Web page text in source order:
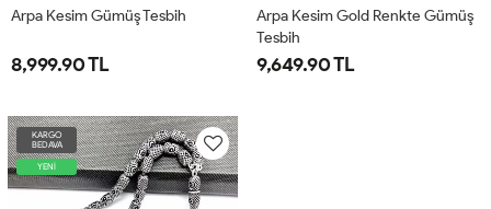
Arpa Kesim Gümüş Tesbih
8,999.90 TL
Arpa Kesim Gold Renkte Gümüş
Tesbih
9,649.90 TL
KARGO
BEDAVA
YENİ